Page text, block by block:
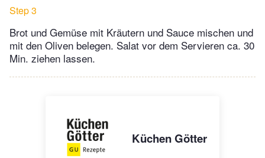
Step 3
Brot und Gemüse mit Kräutern und Sauce mischen und
mit den Oliven belegen. Salat vor dem Servieren ca. 30
Min. ziehen lassen.
Küchen Götter